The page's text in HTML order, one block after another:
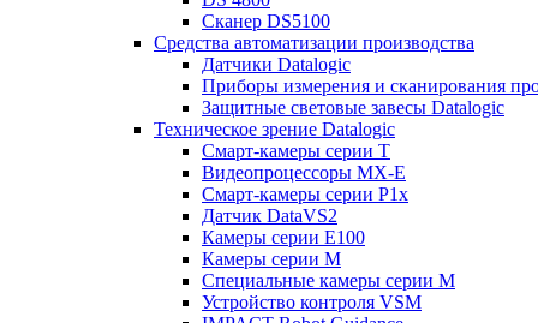
Сканер DS5100
Средства автоматизации производства
Датчики Datalogic
Приборы измерения и сканирования
Защитные световые завесы Datalogic
Техническое зрение Datalogic
Смарт-камеры серии T
Видеопроцессоры MX-E
Смарт-камеры серии P1x
Датчик DataVS2
Камеры серии E100
Камеры серии M
Специальные камеры серии M
Устройство контроля VSM